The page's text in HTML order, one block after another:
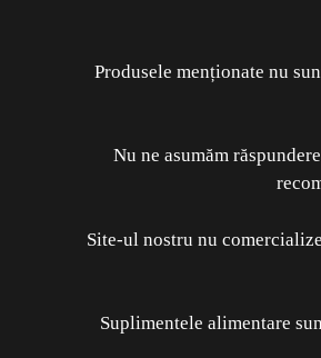
Produsele menționate nu
Nu ne asumăm
Site-ul nostru nu
Suplimentele alimentare